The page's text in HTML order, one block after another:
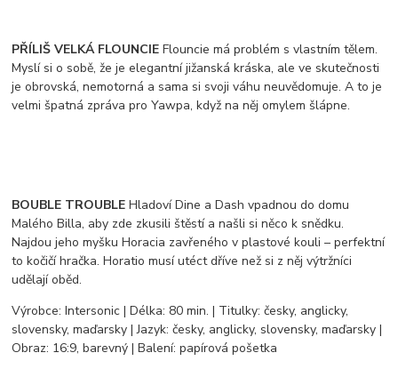
PŘÍLIŠ VELKÁ FLOUNCIEFlouncie má problém s vlastním tělem.
Myslí si o sobě, že je elegantní jižanská kráska, ale ve skutečnosti
je obrovská, nemotorná a sama si svoji váhu neuvědomuje. A to je
velmi špatná zpráva pro Yawpa, když na něj omylem šlápne.
BOUBLE TROUBLEHladoví Dine a Dash vpadnou do domu
Malého Billa, aby zde zkusili štěstí a našli si něco k snědku.
Najdou jeho myšku Horacia zavřeného v plastové kouli – perfektní
to kočičí hračka. Horatio musí utéct dříve než si z něj výtržníci
udělají oběd.
Výrobce: Intersonic | Délka: 80 min. | Titulky: česky, anglicky,
slovensky, maďarsky | Jazyk: česky, anglicky, slovensky, maďarsky |
Obraz: 16:9, barevný | Balení: papírová pošetka